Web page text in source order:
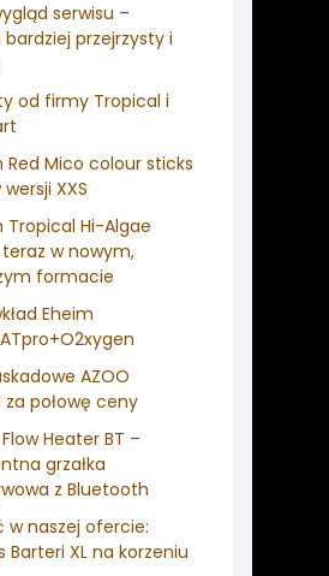
serwisu –
bardziej przejrzysty i
od firmy Tropical i
Red Mico colour sticks
XXS
Tropical Hi-Algae
w nowym,
formacie
Eheim
AZOO
za połowę ceny
Heater BT –
grzałka
z Bluetooth
w naszej ofercie:
Barteri XL na korzeniu